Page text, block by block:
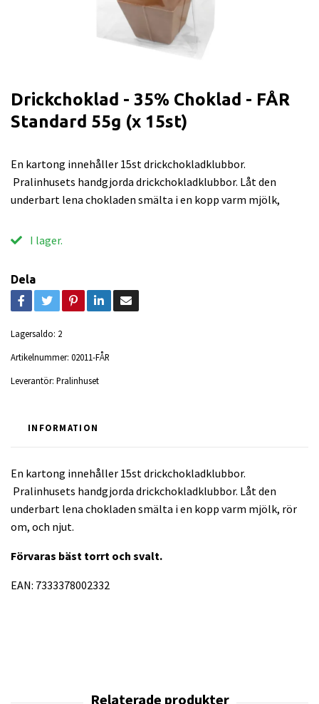
Drickchoklad - 35% Choklad - FÅR
Standard 55g (x 15st)
En kartong innehåller 15st drickchokladklubbor.
Pralinhusets handgjorda drickchokladklubbor. Låt den
underbart lena chokladen smälta i en kopp varm mjölk,
I lager.
Dela
Lagersaldo: 2
Artikelnummer: 02011-FÅR
Leverantör: Pralinhuset
INFORMATION
En kartong innehåller 15st drickchokladklubbor.
Pralinhusets handgjorda drickchokladklubbor. Låt den
underbart lena chokladen smälta i en kopp varm mjölk, rör
om, och njut.
Förvaras bäst torrt och svalt.
EAN: 7333378002332